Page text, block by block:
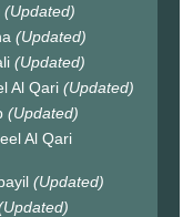
(Updated)
(Updated)
(Updated)
Al Qari (Updated)
(Updated)
Al Qari
(Updated)